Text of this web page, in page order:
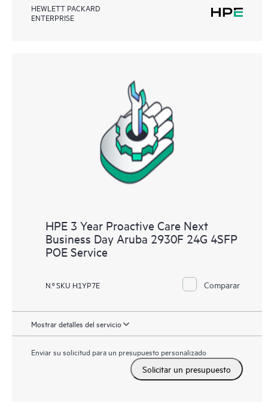
HEWLETT PACKARD
ENTERPRISE
HPE 3 Year Proactive Care Next
Business Day Aruba 2930F 24G 4SFP
POE Service
N.º SKU H1YP7E Comparar
Mostrar detalles del servicio
Enviar su solicitud para un presupuesto personalizado
Solicitar un presupuesto